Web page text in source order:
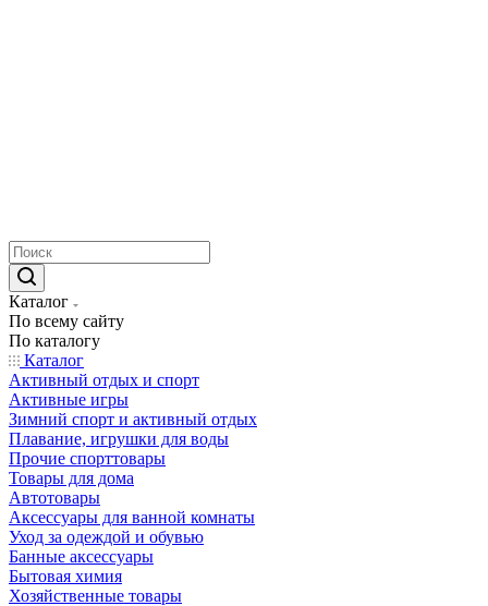
Каталог
По всему сайту
По каталогу
Каталог
Активный отдых и спорт
Активные игры
Зимний спорт и активный отдых
Плавание, игрушки для воды
Прочие спорттовары
Товары для дома
Автотовары
Аксессуары для ванной комнаты
Уход за одеждой и обувью
Банные аксессуары
Бытовая химия
Хозяйственные товары